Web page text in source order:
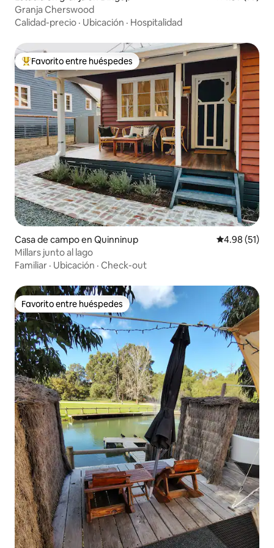
Granja Cherswood
Calidad-precio · Ubicación · Hospitalidad
Favorito entre huéspedes preferido
Favorito entre huéspedes
Casa de campo en Quinninup Calificación
4.98 (51)
Millars junto al lago
Familiar · Ubicación · Check-out
Favorito entre huéspedes
Favorito entre huéspedes